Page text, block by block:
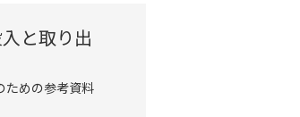
と取り出
ための参考資料